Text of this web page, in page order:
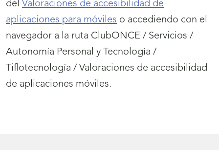
del Valoraciones de accesibilidad de
aplicaciones para móviles o accediendo con el
navegador a la ruta ClubONCE / Servicios /
Autonomía Personal y Tecnología /
Tiflotecnología / Valoraciones de accesibilidad
de aplicaciones móviles.